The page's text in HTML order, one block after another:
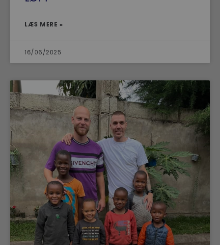
LÆS MERE »
16/06/2025